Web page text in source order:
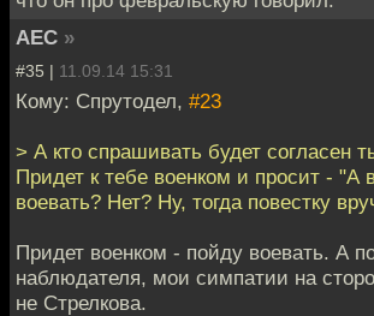
АЕС »
#35 | 11.09.14 15:31
Кому: Спрутодел, #23
> А кто спрашивать будет согласен
Придет к тебе военком и просит - "А
воевать? Нет? Ну, тогда повестку
Придет военком - пойду воевать. А
наблюдателя, мои симпатии на
не Стрелкова.